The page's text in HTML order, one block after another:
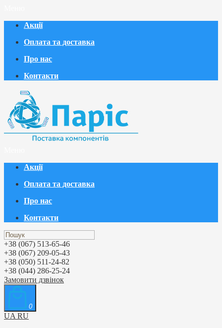
Акції
Оплата та доставка
Про нас
Контакти
Акції
Оплата та доставка
Про нас
Контакти
+38 (067) 513-65-46
+38 (067) 209-05-43
+38 (050) 511-24-82
+38 (044) 286-25-24
Замовити дзвінок
0
UA RU